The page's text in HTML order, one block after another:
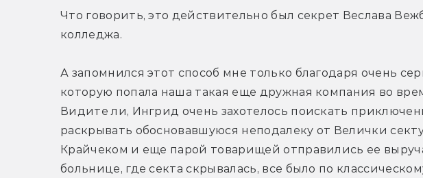
Что говорить, это действительно был секрет Веслава
колледжа.
А запомнился этот способ мне только благодаря очень
которую попала наша такая еще дружная компания во
Видите ли, Ингрид очень захотелось поискать
раскрывать обосновавшуюся неподалеку от Велички
Крайчеком и еще парой товарищей отправились ее
больнице, где секта скрывалась, все было по